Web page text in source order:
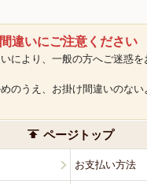
違いにご注意ください
により、一般の方へご迷惑
のうえ、お掛け間違いのな
ページトップ
お支払い方法